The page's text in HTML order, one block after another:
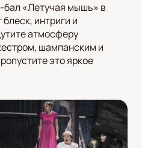
бал «Летучая мышь» в
интриги и
атмосферу
шампанским и
это яркое